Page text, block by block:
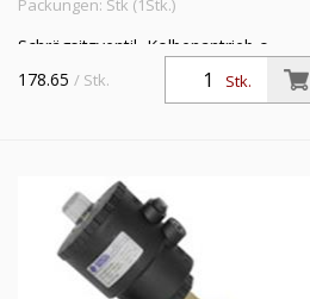
Packungen: Stk (1Stk.)
Schrägsitzventil, Kolbenantrieb o.
NAMUR-Schnittstelle, Bronze,
Mediumstemp. -10°C bis 180°C, G 3/4,
Stk.
178.65 / Stk.